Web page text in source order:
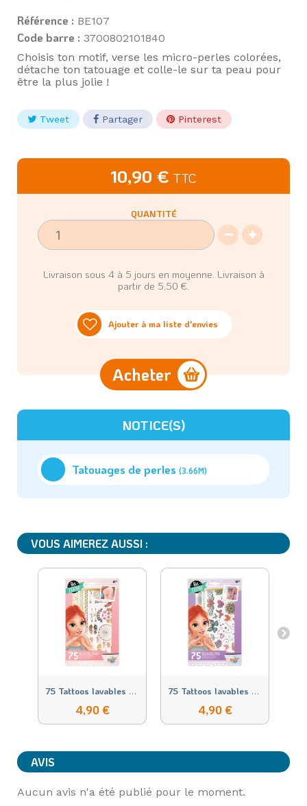
Référence : BE107
Code barre : 3700802101840
Choisis ton motif, verse les micro-perles colorées,
détache ton tatouage et colle-le sur ta peau pour
être la plus jolie !
Tweet Partager Pinterest
10,90 € TTC
QUANTITÉ
Livraison sous 4 à 5 jours en moyenne. Livraison à
partir de 5,50 €.
Acheter
Ajouter à ma liste d'envies
NOTICE(S)
Tatouages de perles (3.66M)
VOUS AIMEREZ AUSSI :
7
5 Tattoos lavables - Métalliques
4,90 €
7
5 Tattoos lavables - Paillettes
4,90 €
AVIS
Aucun avis n'a été publié pour le moment.